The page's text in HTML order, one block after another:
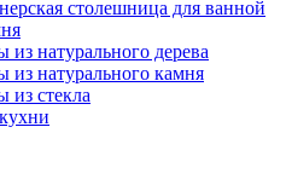
столешница для ванной
натурального дерева
натурального камня
стекла